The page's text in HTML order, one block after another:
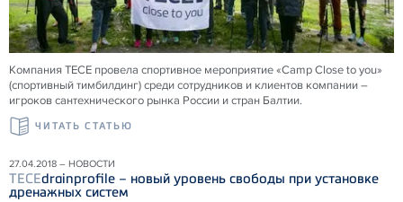
Компания ТЕСЕ провела спортивное мероприятие «Camp Close to you»
(спортивный тимбилдинг) среди сотрудников и клиентов компании –
игроков сантехнического рынка России и стран Балтии.
ЧИТАТЬ СТАТЬЮ
27.04.2018 – НОВОСТИ
TECEdrainprofile – новый уровень свободы при установке
дренажных систем